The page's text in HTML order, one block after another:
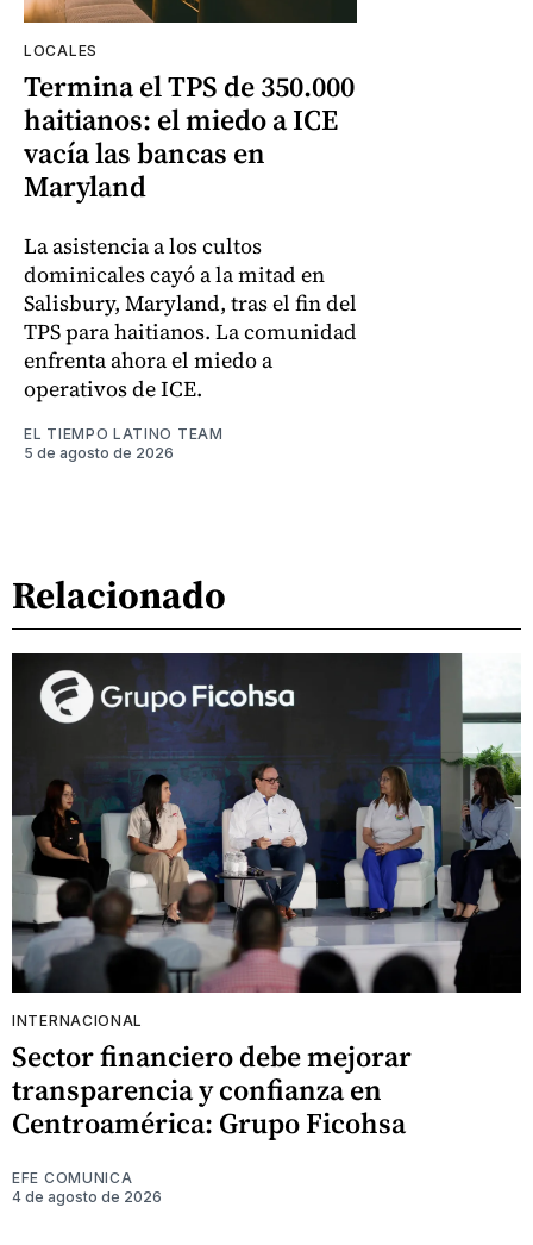
LOCALES
Termina el TPS de 350.000
haitianos: el miedo a ICE
vacía las bancas en
Maryland
La asistencia a los cultos
dominicales cayó a la mitad en
Salisbury, Maryland, tras el fin del
TPS para haitianos. La comunidad
enfrenta ahora el miedo a
operativos de ICE.
EL TIEMPO LATINO TEAM
5 de agosto de 2026
Relacionado
INTERNACIONAL
Sector financiero debe mejorar
transparencia y confianza en
Centroamérica: Grupo Ficohsa
EFE COMUNICA
4 de agosto de 2026